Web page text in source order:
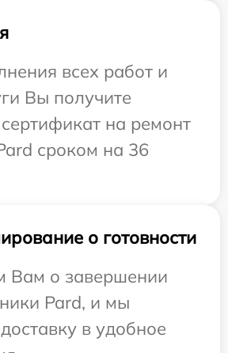
всех работ и
Вы получите
на ремонт
сроком на 36
о готовности
о завершении
Pard, и мы
в удобное